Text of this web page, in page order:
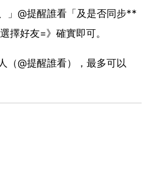
」@提醒誰看「及是否同步**
擇好友=》確實即可。
（@提醒誰看），最多可以